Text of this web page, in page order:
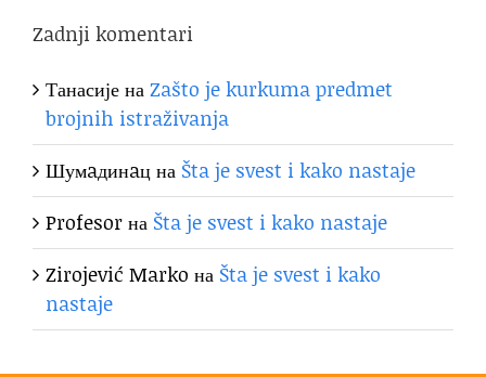
Zadnji komentari
ТанасијенаZašto je kurkuma predmet
brojnih istraživanja
Шумaдинaцна Šta je svest i kako nastaje
Profesorна Šta je svest i kako nastaje
Zirojević Marko на Šta je svest i kako
nastaje